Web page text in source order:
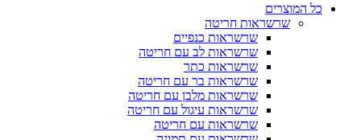
כל המוצרים
שרשראות חריטה
שרשראות כנפיים
שרשראות לב עם חריטה
שרשראות כתר
שרשראות בר עם חריטה
שרשראות מלבן עם חריטה
שרשראות עיגול עם חריטה
שרשראות עם חריטה